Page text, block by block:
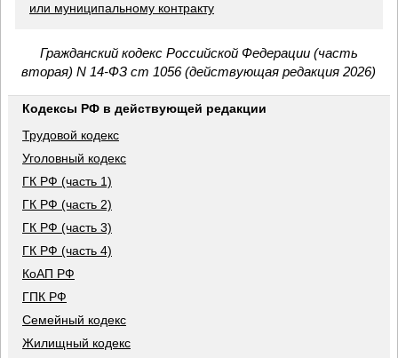
или муниципальному контракту
Гражданский кодекс Российской Федерации (часть
вторая) N 14-ФЗ ст 1056 (действующая редакция 2026)
Кодексы РФ в действующей редакции
Трудовой кодекс
Уголовный кодекс
ГК РФ (часть 1)
ГК РФ (часть 2)
ГК РФ (часть 3)
ГК РФ (часть 4)
КоАП РФ
ГПК РФ
Семейный кодекс
Жилищный кодекс